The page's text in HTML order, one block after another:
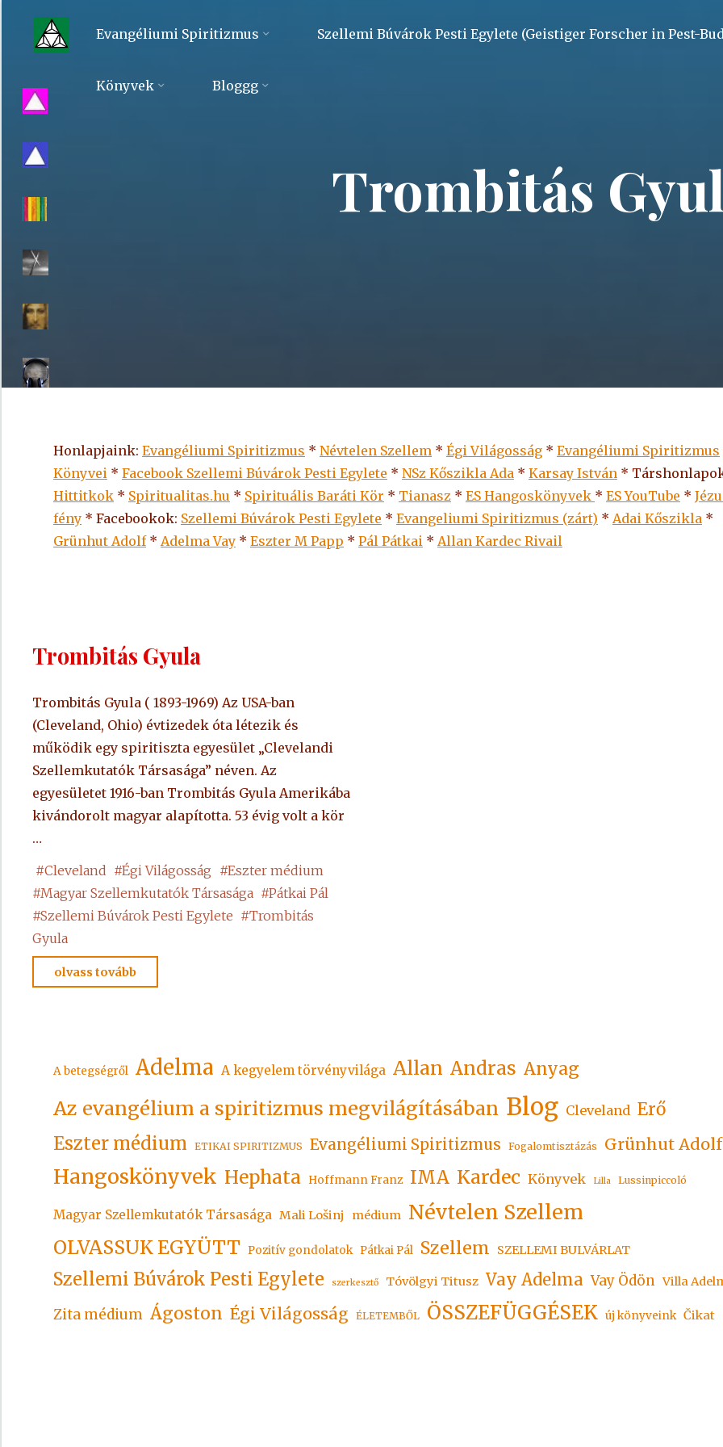
content
Evangéliumi
Evangéliumi Spiritizmus Szellemi Búvárok Pesti Egylete (Geistiger Forscher in Pest-
Könyvek Bloggg
Trombitás
Honlapjaink: Evangéliumi Spiritizmus * Névtelen Szellem * Égi Világosság * Evangéliumi Spiritizmus
Könyvei * Facebook Szellemi Búvárok Pesti Egylete * NSz Kőszikla Ada * Karsay István *
Hittitkok * Spiritualitas.hu * Spirituális Baráti Kör * Tianasz * ES Hangoskönyvek * ESYouTube *
fény * Facebookok: Szellemi Búvárok Pesti Egylete * Evangeliumi Spiritizmus (zárt) * Adai Kőszikla *
Grünhut Adolf* Adelma Vay * Eszter M Papp * Pál Pátkai * Allan Kardec Rivail
Trombitás Gyula
Trombitás Gyula ( 1893-1969) Az USA-ban
(Cleveland, Ohio) évtizedek óta létezik és
működik egy spiritiszta egyesület „Clevelandi
Szellemkutatók Társasága” néven. Az
egyesületet 1916-ban Trombitás Gyula Amerikába
kivándorolt magyar alapította. 53 évig volt a kör
…
#Cleveland #Égi Világosság #Eszter médium
#Magyar Szellemkutatók Társasága #Pátkai Pál
#Szellemi Búvárok Pesti Egylete #Trombitás
Gyula
olvass tovább
A betegségről Adelma A kegyelem törvényvilága Allan Andras Anyag
Az evangélium a spiritizmus megvilágításában Blog Cleveland Erő
Eszter médium ETIKAI SPIRITIZMUS Evangéliumi Spiritizmus Fogalomtisztázás Grünhut Adolf
Hangoskönyvek Hephata Hoffmann Franz IMA Kardec Könyvek Lilla Lussinpiccoló
Magyar Szellemkutatók Társasága Mali Lošinj médium Névtelen Szellem
OLVASSUK EGYÜTT Pozitív gondolatok Pátkai Pál Szellem SZELLEMI BULVÁRLAT
Szellemi Búvárok Pesti Egylete szerkesztő Tóvölgyi Titusz Vay Adelma Vay Ödön Villa
Zita médium Ágoston Égi Világosság ÉLETEMBŐL ÖSSZEFÜGGÉSEK új könyveink Čikat